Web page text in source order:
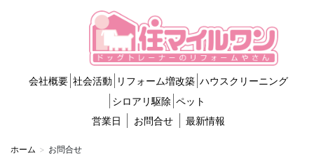
会社概要 社会活動 リフォーム増改築 ハウスクリーニング
シロアリ駆除 ペット
営業日
お問合せ 最新情報
ホーム お問合せ